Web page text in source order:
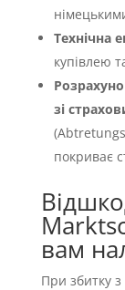
Технічна
купівлею
зі
покриває
вам
При збитку